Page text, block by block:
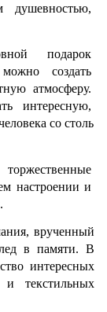
душевностью,
подарок
создать
атмосферу.
интересную,
со столь
настроении и
врученный
в памяти. В
интересных
текстильных